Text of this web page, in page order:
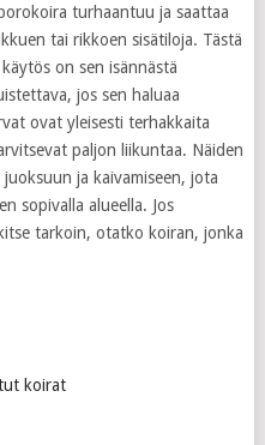
turhaantuu ja saattaa
tai rikkoen sisätiloja. Tästä
on sen isännästä
jos sen haluaa
ovat yleisesti terhakkaita
paljon liikuntaa. Näiden
ja kaivamiseen, jota
sopivalla alueella. Jos
tarkoin, otatko koiran, jonka
koirat